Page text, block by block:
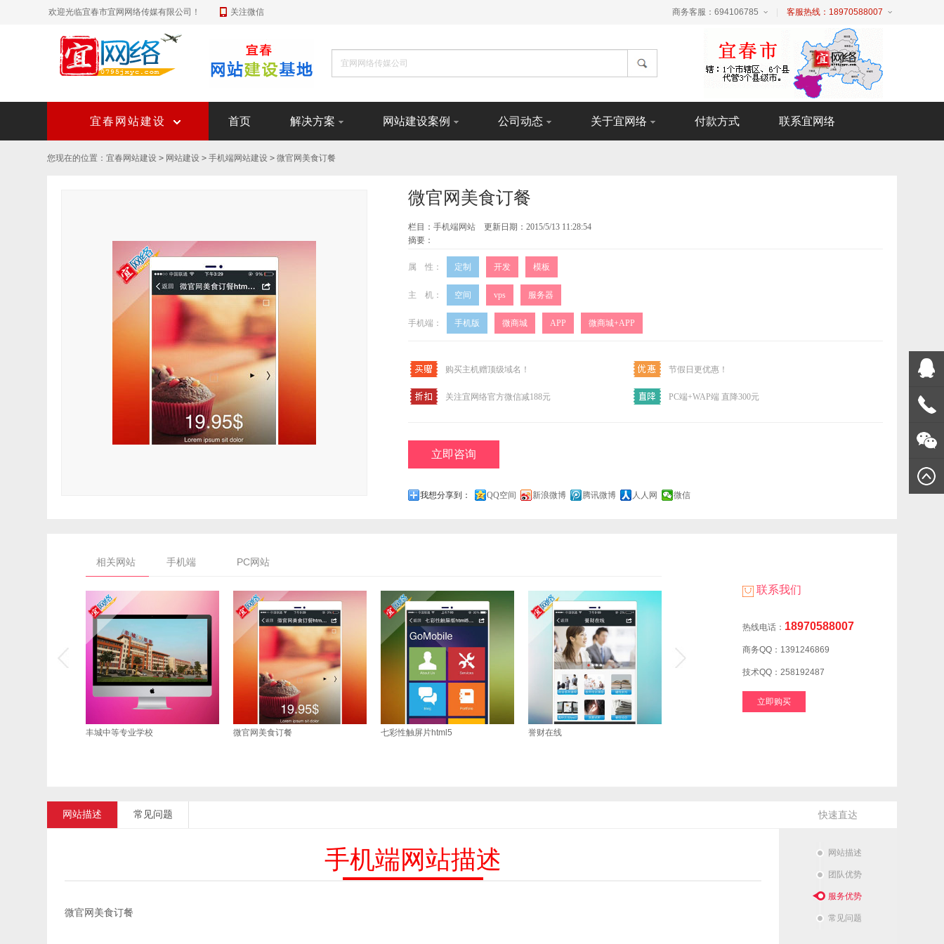
欢迎光临宜春市宜网网络传媒有限公司！ 关注微信 商务客服：694106785 客服热线：18970588007
宜春网站建设 首页 解决方案 网站建设案例 公司动态 关于宜网络 付款方式 联系宜网络
您现在的位置： 宜春网站建设 > 网站建设 > 手机端网站建设 > 微官网美食订餐
微官网美食订餐
栏目： 手机端网站 更新日期：2015/5/13 11:28:54
摘要：
属 性： 定制 开发 模板
主 机： 空间 vps 服务器
手机端： 手机版 微商城 APP 微商城+APP
购买主机赠顶级域名！ 节假日更优惠！
关注宜网络官方微信减188元 PC端+WAP端 直降300元
立即咨询
我想分享到： QQ空间 新浪微博 腾讯微博 人人网 微信
相关网站 手机端 PC网站
丰城中等专业学校 微官网美食订餐 七彩性触屏片html5 誉财在线
联系我们
热线电话： 18970588007
商务QQ：1391246869
技术QQ：258192487
立即购买
网站描述 常见问题 快速直达
网站描述
团队优势
服务优势
常见问题
手机端网站描述
微官网美食订餐
宜网络
在线客
服